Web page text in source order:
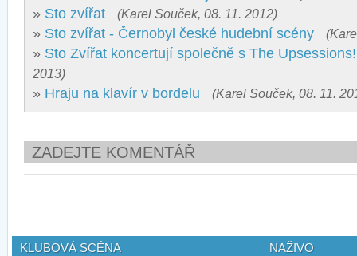
» Sto zvířat (Karel Souček, 08. 11. 2012)
» Sto zvířat - Černobyl české hudební scény
» Sto Zvířat koncertují společně s The Upsessions!
2013)
» Hraju na klavír v bordelu (Karel Souček, 08. 11.
ZADEJTE KOMENTÁŘ
KLUBOVÁ SCÉNA NAŽIVO